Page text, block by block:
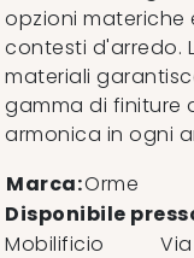
opzioni materiche
contesti d'arredo.
materiali
gamma di finiture
armonica in ogni
Marca:Orme
Disponibile
Mobilificio